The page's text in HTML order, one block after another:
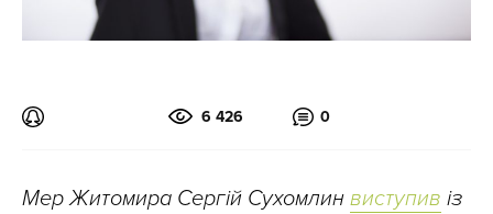
6 426 0
Мер Житомира Сергій Сухомлин виступив із